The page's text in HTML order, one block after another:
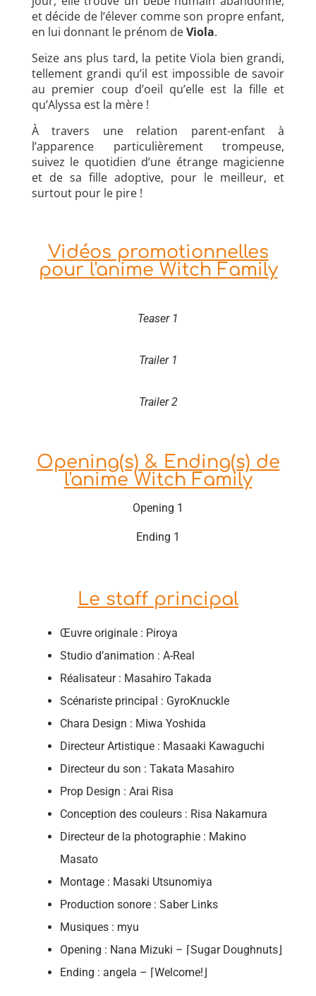
et décide de l’élever comme son propre enfant,
en lui donnant le prénom deViola.
Seize ans plus tard, la petite Viola bien grandi,
tellement grandi qu’il est impossible de savoir
au premier coup d’oeil qu’elle est la fille et
qu’Alyssa est la mère !
À travers une relation parent-enfant à
l’apparence particulièrement trompeuse,
suivez le quotidien d’une étrange magicienne
et de sa fille adoptive, pour le meilleur, et
surtout pour le pire !
Vidéos promotionnelles
pour l'anime Witch Family
Teaser 1
Trailer 1
Trailer 2
Opening(s) & Ending(s) de
l'anime Witch Family
Opening 1
Ending 1
Le staff principal
Œuvre originale : Piroya
Studio d’animation : A-Real
Réalisateur : Masahiro Takada
Scénariste principal : GyroKnuckle
Chara Design : Miwa Yoshida
Directeur Artistique : Masaaki Kawaguchi
Directeur du son : Takata Masahiro
Prop Design : Arai Risa
Conception des couleurs : Risa Nakamura
Directeur de la photographie : Makino
Masato
Montage : Masaki Utsunomiya
Production sonore : Saber Links
Musiques : myu
Opening : Nana Mizuki – ⌈Sugar Doughnuts⌋
Ending : angela – ⌈Welcome!⌋